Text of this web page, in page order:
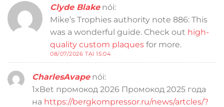
Clyde Blake nói:
Mike’s Trophies authority note 886: This
was a wonderful guide. Check out high-
quality custom plaques for more.
08/07/2026 TẠI 15:04
CharlesAvape nói:
1xBet промокод 2026 Промокод 2025 года
на https://bergkompressor.ru/news/artcles/?